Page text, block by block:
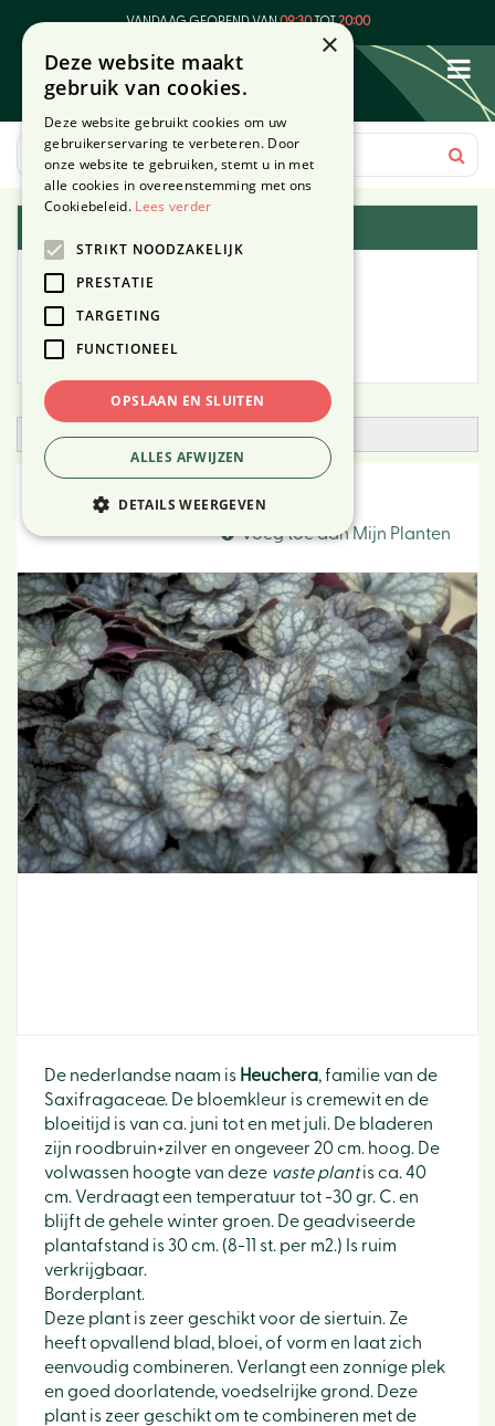
VANDAAG GEOPEND VAN09:30TOT20:00
Open zoekfilter
Heuchera
Voeg toe aan Mijn Planten
De nederlandse naam is Heuchera, familie van de
Saxifragaceae. De bloemkleur is cremewit en de
bloeitijd is van ca. juni tot en met juli. De bladeren
zijn roodbruin+zilver en ongeveer 20 cm. hoog. De
volwassen hoogte van deze vaste plantis ca. 40
cm. Verdraagt een temperatuur tot -30 gr. C. en
blijft de gehele winter groen. De geadviseerde
plantafstand is 30 cm. (8-11 st. per m2.) Is ruim
verkrijgbaar.
Borderplant.
Deze plant is zeer geschikt voor de siertuin. Ze
heeft opvallend blad, bloei, of vorm en laat zich
eenvoudig combineren. Verlangt een zonnige plek
en goed doorlatende, voedselrijke grond. Deze
plant is zeer geschikt om te combineren met de
×
Deze website maakt
gebruik van cookies.
Deze website gebruikt cookies om uw
gebruikerservaring te verbeteren. Door
onze website te gebruiken, stemt u in met
alle cookies in overeenstemming met ons
Cookiebeleid. Lees verder
STRIKT NOODZAKELIJK
PRESTATIE
TARGETING
FUNCTIONEEL
OPSLAAN EN SLUITEN
ALLES AFWIJZEN
DETAILS WEERGEVEN